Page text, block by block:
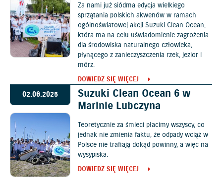
Za nami już siódma edycja wielkiego
sprzątania polskich akwenów w ramach
ogólnoświatowej akcji Suzuki Clean Ocean,
która ma na celu uświadomienie zagrożenia
dla środowiska naturalnego człowieka,
płynącego z zanieczyszczenia rzek, jezior i
mórz.
DOWIEDZ SIĘ WIĘCEJ
02.06.2025
Suzuki Clean Ocean 6 w
Marinie Lubczyna
Teoretycznie za śmieci płacimy wszyscy, co
jednak nie zmienia faktu, że odpady wciąż w
Polsce nie trafiają dokąd powinny, a więc na
wysypiska.
DOWIEDZ SIĘ WIĘCEJ